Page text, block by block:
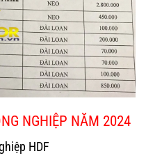
NGHIỆP NĂM 2024
HDF